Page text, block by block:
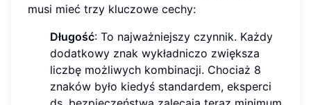
musi mieć trzy kluczowe cechy:
Długość: To najważniejszy czynnik. Każdy
dodatkowy znak wykładniczo zwiększa
liczbę możliwych kombinacji. Chociaż 8
znaków było kiedyś standardem, eksperci